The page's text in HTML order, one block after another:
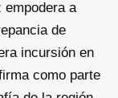
empodera a
de
incursión en
como parte